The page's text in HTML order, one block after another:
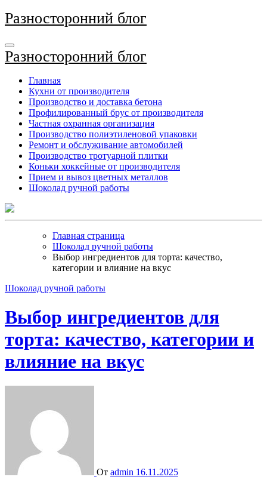
Перейти
к
Разносторонний блог
Разносторонний блог
Главная
Кухни от производителя
Производство и доставка бетона
Профилированный брус от производителя
Частная охранная организация
Производство полиэтиленовой упаковки
Ремонт и обслуживание автомобилей
Производство тротуарной плитки
Коньки хоккейные от производителя
Прием и вывоз цветных металлов
Шоколад ручной работы
Главная страница
Шоколад ручной работы
Выбор ингредиентов для торта: качество,
категории и влияние на вкус
Шоколад ручной работы
Выбор ингредиентов для
торта: качество, категории и
влияние на вкус
От admin 16.11.2025